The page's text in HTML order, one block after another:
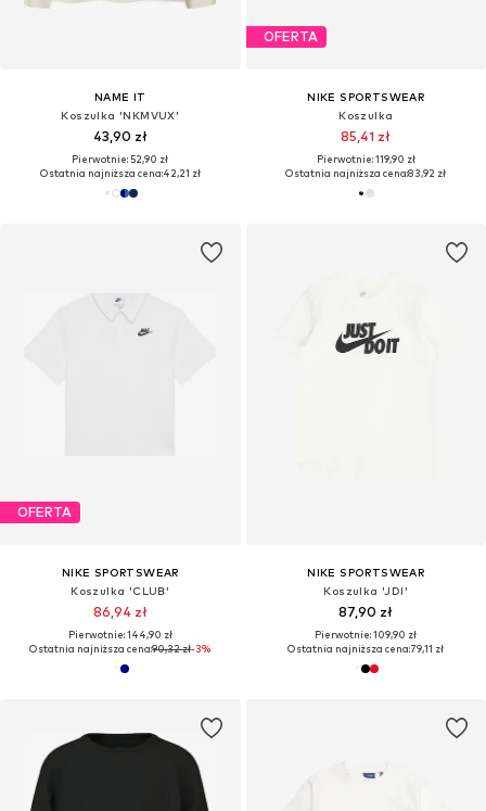
NAME IT
Koszulka 'NKMVUX'
43,90 zł
Pierwotnie: 52,90 zł
Ostatnia najniższa cena:42,21 zł
OFERTA
NIKE SPORTSWEAR
Koszulka
85,41 zł
Pierwotnie: 119,90 zł
Ostatnia najniższa cena:83,92 zł
OFERTA
NIKE SPORTSWEAR
Koszulka 'CLUB'
86,94 zł
Pierwotnie: 144,90 zł
Ostatnia najniższa cena:90,32 zł-3%
NIKE SPORTSWEAR
Koszulka 'JDI'
87,90 zł
Pierwotnie: 109,90 zł
Ostatnia najniższa cena:79,11 zł